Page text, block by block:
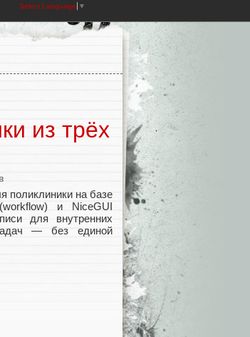
Select Language ▼
из трёх
поликлиники на базе
и NiceGUI
для внутренних
задач — без единой